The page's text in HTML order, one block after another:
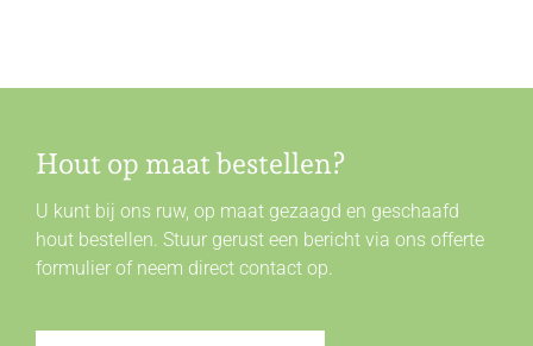
Hout op maat bestellen?
U kunt bij ons ruw, op maat gezaagd en geschaafd
hout bestellen. Stuur gerust een bericht via ons offerte
formulier of neem direct contactop.